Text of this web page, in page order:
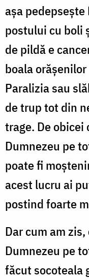
aşa
postului cu boli
de pildă e
boala
Paralizia sau
de trup tot din
trage. De
Dumnezeu pe
poate fi
acest lucru ai
postind foarte
Dar cum am
Dumnezeu pe
făcut socoteala